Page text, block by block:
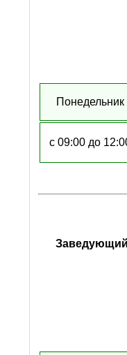
Понедельник
с 09:00 до